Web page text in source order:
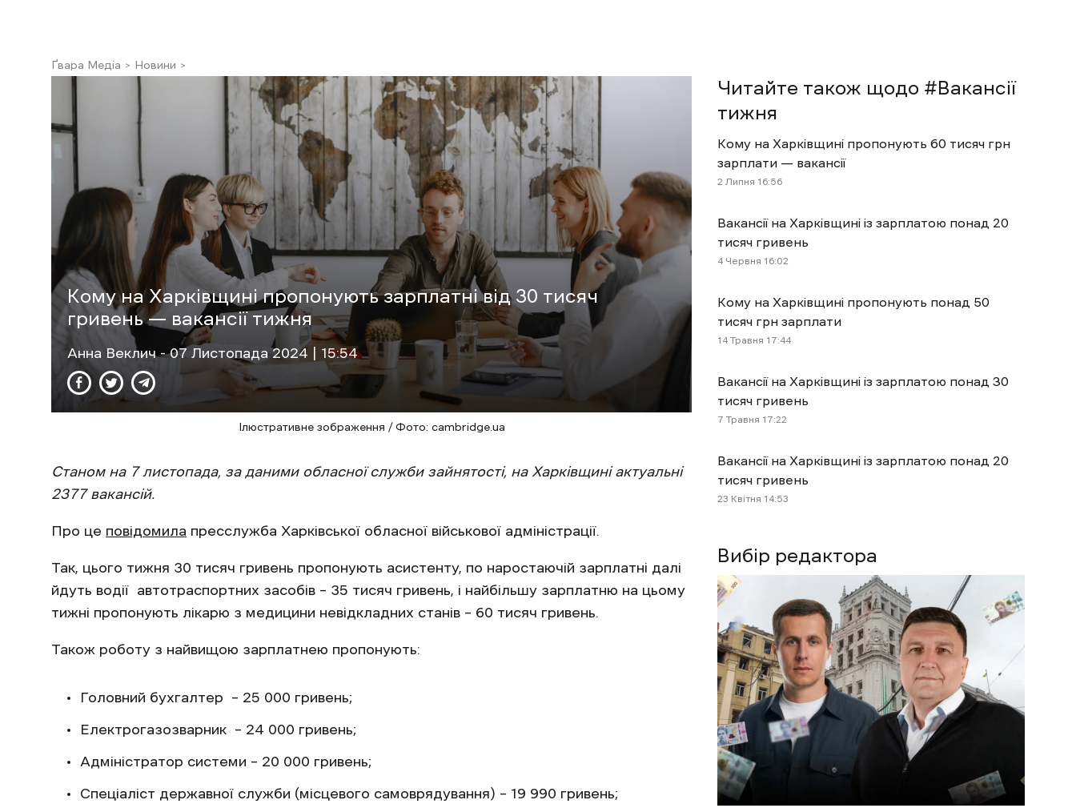
Ґвара Медіа Новини
Кому на Харківщині пропонують зарплатні від 30 тисяч
гривень — вакансії тижня
Анна Веклич- 07 Листопада 2024 | 15:54
Ілюстративне зображення / Фото: cambridge.ua
Станом на 7 листопада, за даними обласної служби зайнятості, на Харківщині актуальні
2377 вакансій.
Про це повідомила пресслужба Харківської обласної військової адміністрації.
Так, цього тижня 30 тисяч гривень пропонують асистенту, по наростаючій зарплатні далі
йдуть водії автотраспортних засобів – 35 тисяч гривень, і найбільшу зарплатню на цьому
тижні пропонують лікарю з медицини невідкладних станів – 60 тисяч гривень.
Також роботу з найвищою зарплатнею пропонують:
Головний бухгалтер – 25 000 гривень;
Електрогазозварник – 24 000 гривень;
Адміністратор системи – 20 000 гривень;
Спеціаліст державної служби (місцевого самоврядування) – 19 990 гривень;
Вибір редактора
Читайте також щодо # Вакансії
тижня
Кому на Харківщині пропонують 60 тисяч грн
зарплати — вакансії
2 Липня 16:56
Вакансії на Харківщині із зарплатою понад 20
тисяч гривень
4 Червня 16:02
Кому на Харківщині пропонують понад 50
тисяч грн зарплати
14 Травня 17:44
Вакансії на Харківщині із зарплатою понад 30
тисяч гривень
7 Травня 17:22
Вакансії на Харківщині із зарплатою понад 20
тисяч гривень
23 Квітня 14:53